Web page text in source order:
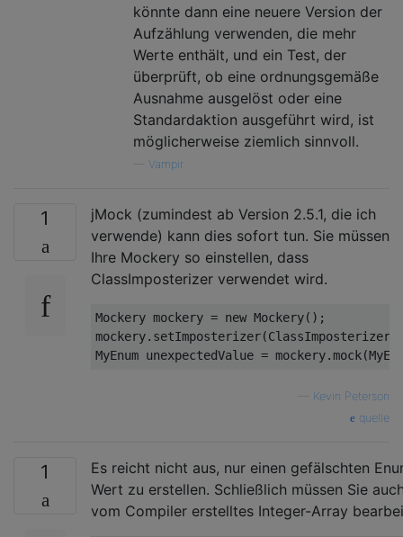
könnte dann eine neuere Version der
Aufzählung verwenden, die mehr
Werte enthält, und ein Test, der
überprüft, ob eine ordnungsgemäße
Ausnahme ausgelöst oder eine
Standardaktion ausgeführt wird, ist
möglicherweise ziemlich sinnvoll.
Vampir
1
jMock (zumindest ab Version 2.5.1, die ich
verwende) kann dies sofort tun. Sie müssen
Ihre Mockery so einstellen, dass
ClassImposterizer verwendet wird.
Mockery mockery = new Mockery();
Kevin Peterson
quelle
1
Es reicht nicht aus, nur einen gefälschten
Wert zu erstellen. Schließlich müssen Sie
vom Compiler erstelltes Integer-Array